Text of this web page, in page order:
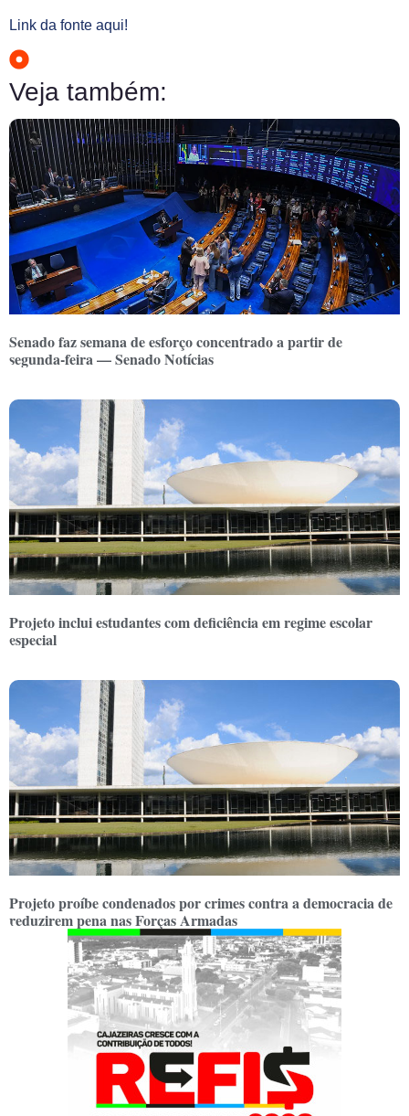
Link da fonte aqui!
Veja também:
Senado faz semana de esforço concentrado a partir de
segunda-feira — Senado Notícias
Projeto inclui estudantes com deficiência em regime escolar
especial
Projeto proíbe condenados por crimes contra a democracia de
reduzirem pena nas Forças Armadas